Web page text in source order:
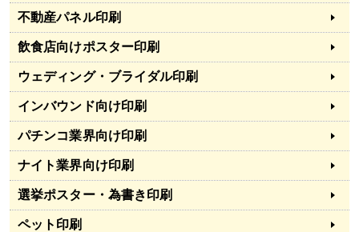
不動産パネル印刷
飲食店向けポスター印刷
ウェディング・ブライダル印刷
インバウンド向け印刷
パチンコ業界向け印刷
ナイト業界向け印刷
選挙ポスター・為書き印刷
ペット印刷